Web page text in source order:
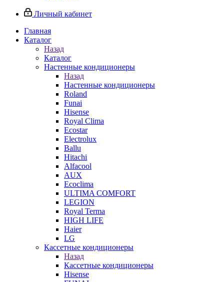
Личный кабинет
Главная
Каталог
Назад
Каталог
Настенные кондиционеры
Назад
Настенные кондиционеры
Roland
Funai
Hisense
Royal Clima
Ecostar
Electrolux
Ballu
Hitachi
Alfacool
AUX
Ecoclima
ULTIMA COMFORT
LEGION
Royal Terma
HIGH LIFE
Haier
LG
Кассетные кондиционеры
Назад
Кассетные кондиционеры
Hisense